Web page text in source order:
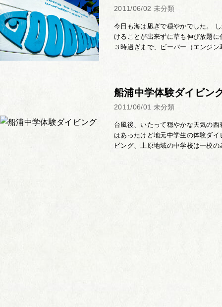
2011/06/02 未分類
今日も海は凪ぎで穏やかでした。
けることが出来ずに草も伸び放題
３時過ぎまで、ビーバー（エンジ
船浦中学体験ダイビン
2011/06/01 未分類
台風後、いたって穏やかな天気の
はあったけど地元中学生の体験ダ
ビング、上原地域の中学校は一校